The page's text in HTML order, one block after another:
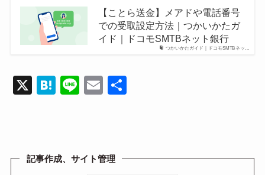
つかいかたガイド｜ドコモSMTBネッ…
【ことら送金】メアドや電話番号
での受取設定方法｜つかいかたガ
イド｜ドコモSMTBネット銀行
X
H
a
Li
E
記事作成、サイト管理